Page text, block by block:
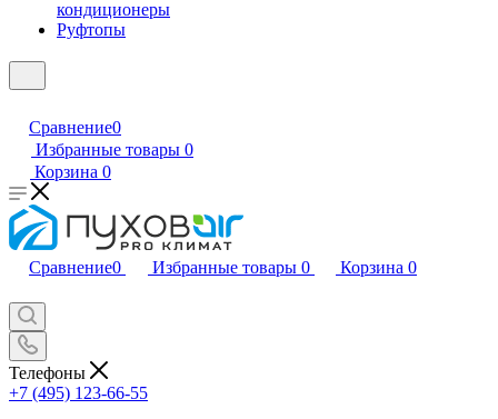
кондиционеры
Руфтопы
Сравнение0
Избранные товары 0
Корзина 0
Сравнение0 Избранные товары 0 Корзина 0
Телефоны
+7 (495) 123-66-55